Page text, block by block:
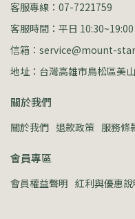
客服專線：07-7221759
客服時間：平日
信箱：service@mount-
地址：台灣高雄市鳥松區美
關於我們
關於我們 退款政策 服務條
會員專區
會員權益聲明 紅利與優惠說